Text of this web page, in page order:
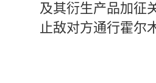
及其衍生产品加征
止敌对方通行霍尔